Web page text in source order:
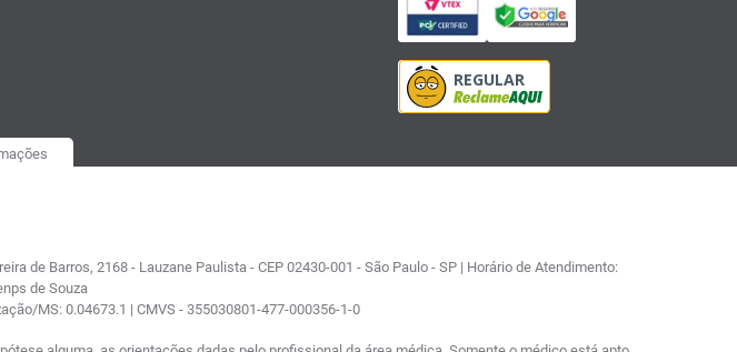
de Barros, 2168 - Lauzane Paulista - CEP 02430-001 - São Paulo - SP | Horário de Atendimento:
de Souza
MS: 0.04673.1 | CMVS - 355030801-477-000356-1-0